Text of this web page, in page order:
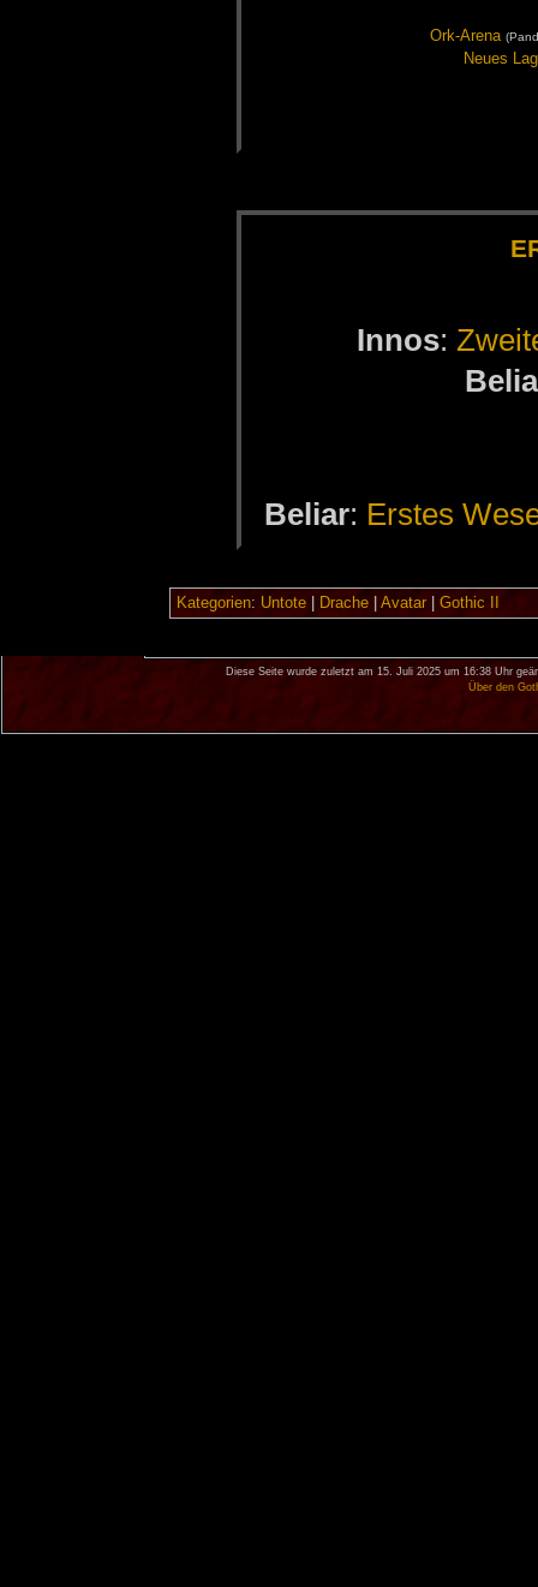
Ork-Are­na
Neu­es
In­nos:
Be­li­ar: Ers­tes
Kategorien: Untote| Drache| Avatar| Gothic II
Diese Seite wurde zuletzt am 15. Juli 2025 um 16:38 Uhr
Über den